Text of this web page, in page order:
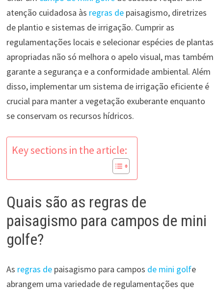
atenção cuidadosa às regras depaisagismo, diretrizes
de plantio e sistemas de irrigação. Cumprir as
regulamentações locais e selecionar espécies de plantas
apropriadas não só melhora o apelo visual, mas também
garante a segurança e a conformidade ambiental. Além
disso, implementar um sistema de irrigação eficiente é
crucial para manter a vegetação exuberante enquanto
se conservam os recursos hídricos.
Key sections in the article:
Quais são as regras de
paisagismo para campos de mini
golfe?
As regras depaisagismo para campos de mini golfe
abrangem uma variedade de regulamentações que